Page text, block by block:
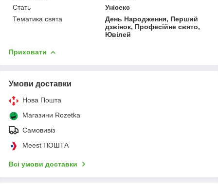
Стать
Унісекс
Тематика свята
День Народження, Перший
дзвінок, Професійне свято,
Ювілей
Приховати
Умови доставки
Нова Пошта
Магазини Rozetka
Самовивіз
Meest ПОШТА
Всі умови доставки